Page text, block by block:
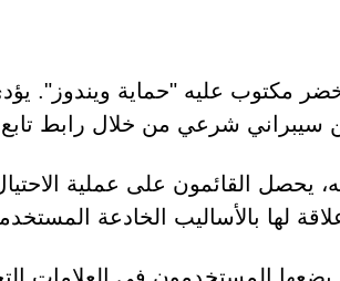
مكتوب عليه "حماية ويندوز".
سيبراني شرعي من خلال رابط
يحصل القائمون على عملية
لها بالأساليب الخادعة